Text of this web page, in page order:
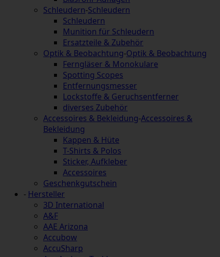
Schleudern-Schleudern
Schleudern
Munition für Schleudern
Ersatzteile & Zubehör
Optik & Beobachtung-Optik & Beobachtung
Ferngläser & Monokulare
Spotting Scopes
Entfernungsmesser
Lockstoffe & Geruchsentferner
diverses Zubehör
Accessoires & Bekleidung-Accessoires &
Bekleidung
Kappen & Hüte
T-Shirts & Polos
Sticker, Aufkleber
Accessoires
Geschenkgutschein
- Hersteller
3D International
A&F
AAE Arizona
Accubow
AccuSharp